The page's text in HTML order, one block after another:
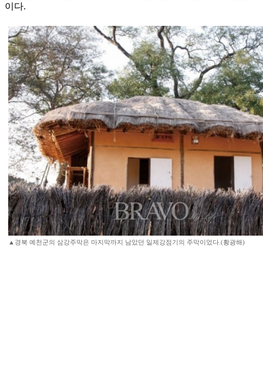
이다.
▲경북 예천군의 삼강주막은 마지막까지 남았던 일제강점기의 주막이었다.(황광해)